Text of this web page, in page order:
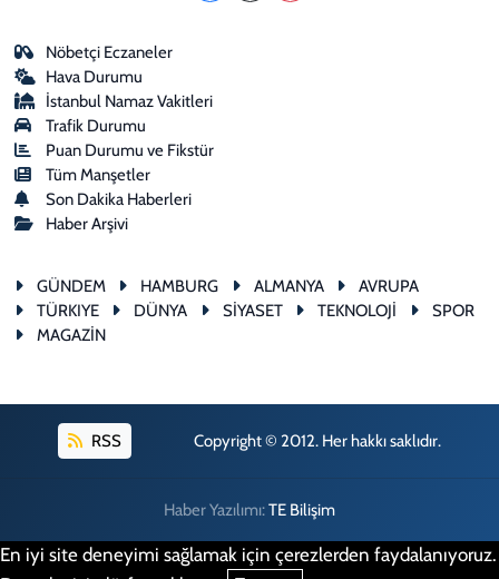
Nöbetçi Eczaneler
Hava Durumu
İstanbul Namaz Vakitleri
Trafik Durumu
Puan Durumu ve Fikstür
Tüm Manşetler
Son Dakika Haberleri
Haber Arşivi
GÜNDEM HAMBURG ALMANYA
AVRUPA
TÜRKIYE
DÜNYA SİYASET TEKNOLOJİ
SPOR
MAGAZİN
RSS Copyright © 2012. Her hakkı saklıdır.
Haber Yazılımı:TE Bilişim
En iyi site deneyimi sağlamak için çerezlerden faydalanıyoruz.